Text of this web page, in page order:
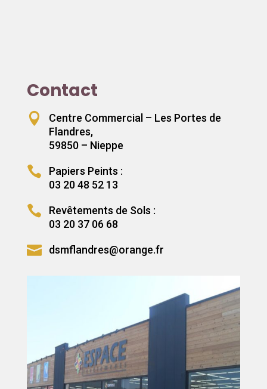
Contact

Centre Commercial – Les Portes de
Flandres,
59850 – Nieppe

Papiers Peints :
03 20 48 52 13

Revêtements de Sols :
03 20 37 06 68
 dsmflandres@orange.fr